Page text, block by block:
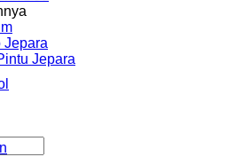
Jepara
Jepara